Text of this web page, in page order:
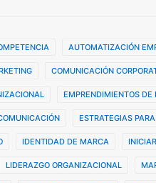
AUTOMATIZACIÓN
COMUNICACIÓN
EMPRENDIMIENTOS DE
ESTRATEGIAS
IDENTIDAD DE MARCA
LIDERAZGO ORGANIZACIONAL